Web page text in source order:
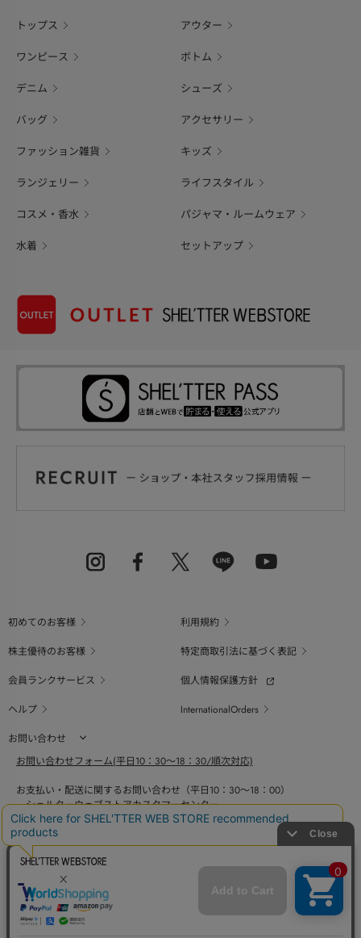
トップス アウター
ワンピース ボトム
デニム シューズ
バッグ アクセサリー
ファッション雑貨 キッズ
ランジェリー ライフスタイル
コスメ・香水 パジャマ・ルームウェア
水着 セットアップ
初めてのお客様
利用規約
株主優待のお客様
特定商取引法に基づく表記
会員ランクサービス
個人情報保護方針
ヘルプ
InternationalOrders
お問い合わせ
お問い合わせフォーム(平日10：30～18：30/順次対応)
お支払い・配送に関するお問い合わせ（平日10：30～18：00）
シェルターウェブストアカスタマーセンター
0800-123-6820
商品の素材、サイズ、仕様等に関するお問い合せ（平日10：30～18：00）
バロックジャパンリミテッドコールセンター
03-6730-9191
BAROQUE JAPAN LIMITED